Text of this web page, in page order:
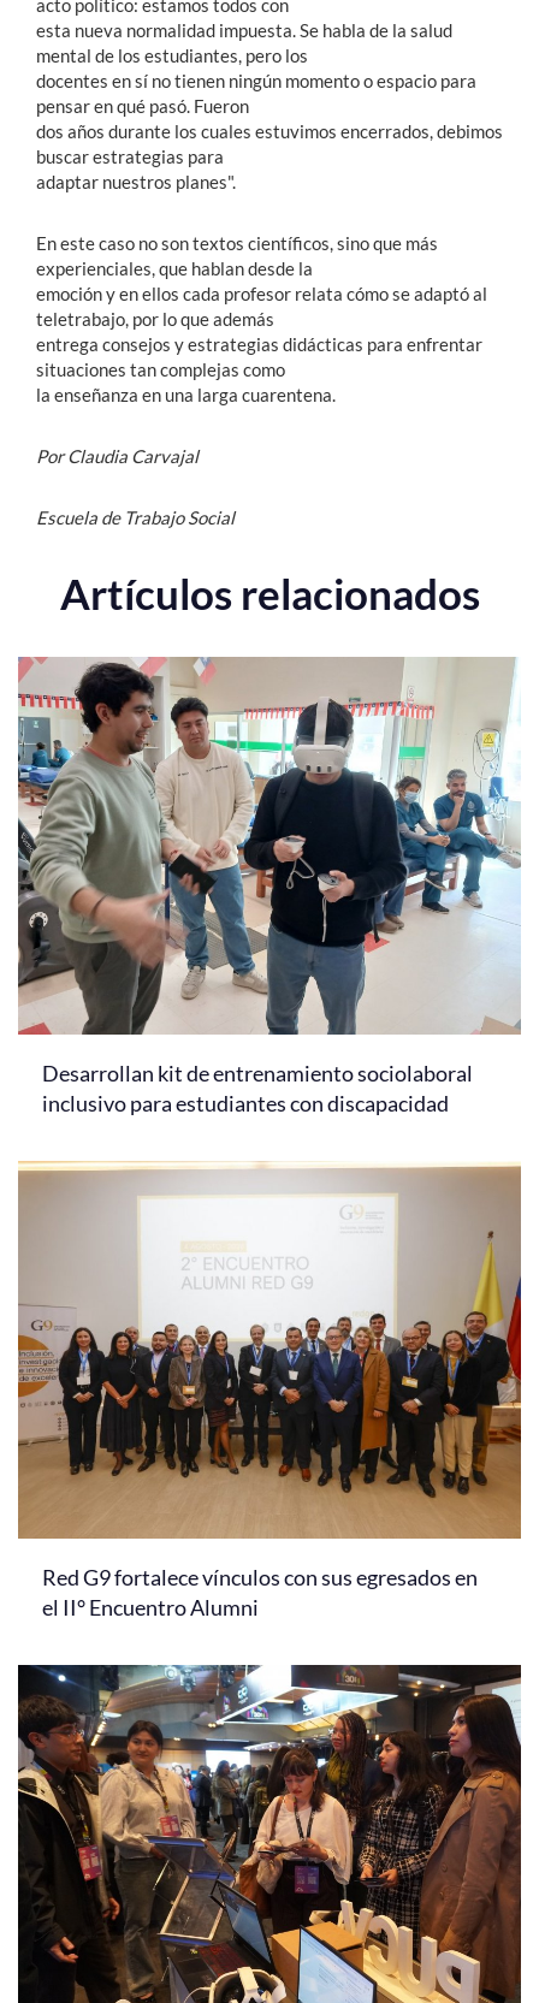
esta nueva normalidad impuesta. Se habla de la salud
mental de los estudiantes, pero los
docentes en sí no tienen ningún momento o espacio para
pensar en qué pasó. Fueron
dos años durante los cuales estuvimos encerrados, debimos
buscar estrategias para
adaptar nuestros planes".
En este caso no son textos científicos, sino que más
experienciales, que hablan desde la
emoción y en ellos cada profesor relata cómo se adaptó al
teletrabajo, por lo que además
entrega consejos y estrategias didácticas para enfrentar
situaciones tan complejas como
la enseñanza en una larga cuarentena.
Por Claudia Carvajal
Escuela de Trabajo Social
Artículos relacionados
Desarrollan kit de entrenamiento sociolaboral
inclusivo para estudiantes con discapacidad
Red G9 fortalece vínculos con sus egresados en
el II° Encuentro Alumni